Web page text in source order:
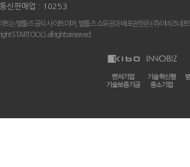
신판매업 : 10253
트는 별툴즈 공식 사이트이며, 별툴즈 소유권과 배포권한은 (주)이비즈네
STARTOOLS all rights reserved.